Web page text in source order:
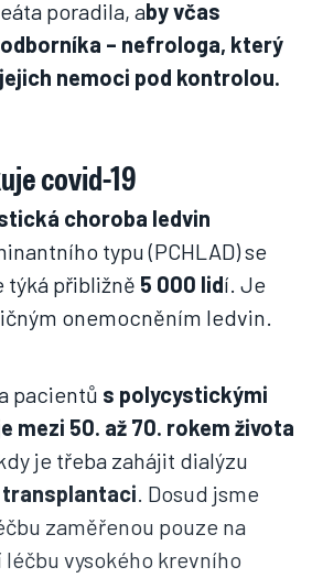
poradila, aby včas
– nefrologa, který
nemoci pod kontrolou.
covid-19
choroba ledvin
typu (PCHLAD) se
týká přibližně 5 000 lidí. Je
onemocněním ledvin.
pacientů s polycystickými
mezi 50. až 70. rokem života
je třeba zahájit dialýzu
. Dosud jsme
zaměřenou pouze na
vysokého krevního